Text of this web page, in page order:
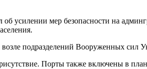
усилении мер безопасности на
подразделений Вооруженных сил
Порты также включены в